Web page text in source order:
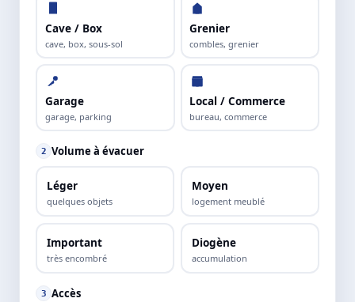
Cave / Box
cave, box, sous-sol
Grenier
combles, grenier
Garage
garage, parking
Local / Commerce
bureau, commerce
2 Volume à évacuer
Léger
quelques objets
Moyen
logement meublé
Important
très encombré
Diogène
accumulation
3 Accès